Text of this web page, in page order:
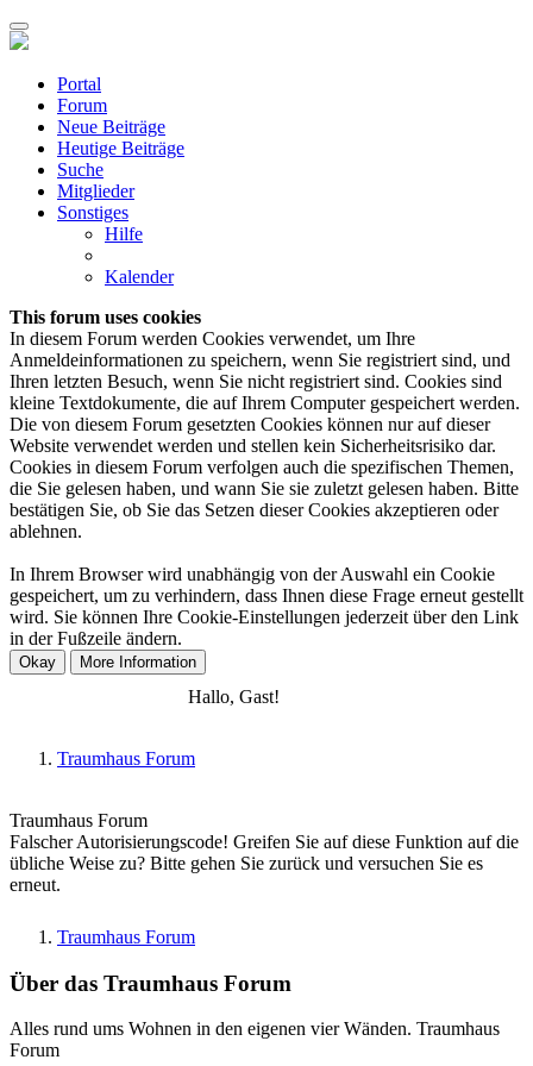
Portal
Forum
Neue Beiträge
Heutige Beiträge
Suche
Mitglieder
Sonstiges
Hilfe
Kalender
This forum uses cookies
In diesem Forum werden Cookies verwendet, um Ihre
Anmeldeinformationen zu speichern, wenn Sie registriert sind, und
Ihren letzten Besuch, wenn Sie nicht registriert sind. Cookies sind
kleine Textdokumente, die auf Ihrem Computer gespeichert werden.
Die von diesem Forum gesetzten Cookies können nur auf dieser
Website verwendet werden und stellen kein Sicherheitsrisiko dar.
Cookies in diesem Forum verfolgen auch die spezifischen Themen,
die Sie gelesen haben, und wann Sie sie zuletzt gelesen haben. Bitte
bestätigen Sie, ob Sie das Setzen dieser Cookies akzeptieren oder
ablehnen.
In Ihrem Browser wird unabhängig von der Auswahl ein Cookie
gespeichert, um zu verhindern, dass Ihnen diese Frage erneut gestellt
wird. Sie können Ihre Cookie-Einstellungen jederzeit über den Link
in der Fußzeile ändern.
Hallo, Gast!
Traumhaus Forum
Traumhaus Forum
Falscher Autorisierungscode! Greifen Sie auf diese Funktion auf die
übliche Weise zu? Bitte gehen Sie zurück und versuchen Sie es
erneut.
Traumhaus Forum
Über das Traumhaus Forum
Alles rund ums Wohnen in den eigenen vier Wänden. Traumhaus
Forum